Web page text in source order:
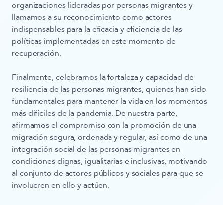
organizaciones lideradas por personas migrantes y
llamamos a su reconocimiento como actores
indispensables para la eficacia y eficiencia de las
políticas implementadas en este momento de
recuperación.
Finalmente, celebramos la fortaleza y capacidad de
resiliencia de las personas migrantes, quienes han sido
fundamentales para mantener la vida en los momentos
más difíciles de la pandemia. De nuestra parte,
afirmamos el compromiso con la promoción de una
migración segura, ordenada y regular, así como de una
integración social de las personas migrantes en
condiciones dignas, igualitarias e inclusivas, motivando
al conjunto de actores públicos y sociales para que se
involucren en ello y actúen.